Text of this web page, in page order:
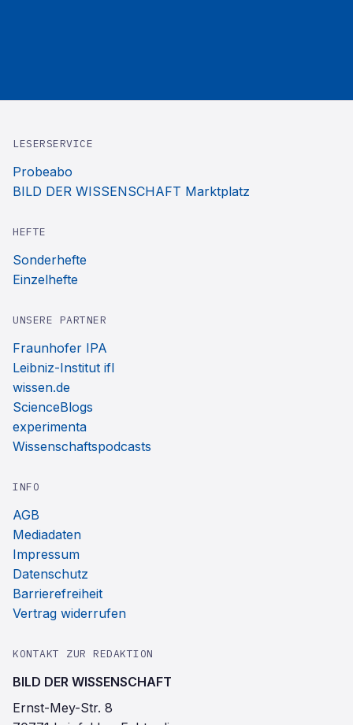
LESERSERVICE
Probeabo
BILD DER WISSENSCHAFT Marktplatz
HEFTE
Sonderhefte
Einzelhefte
UNSERE PARTNER
Fraunhofer IPA
Leibniz-Institut ifl
wissen.de
ScienceBlogs
experimenta
Wissenschaftspodcasts
INFO
AGB
Mediadaten
Impressum
Datenschutz
Barrierefreiheit
Vertrag widerrufen
KONTAKT ZUR REDAKTION
BILD DER WISSENSCHAFT
Ernst-Mey-Str. 8